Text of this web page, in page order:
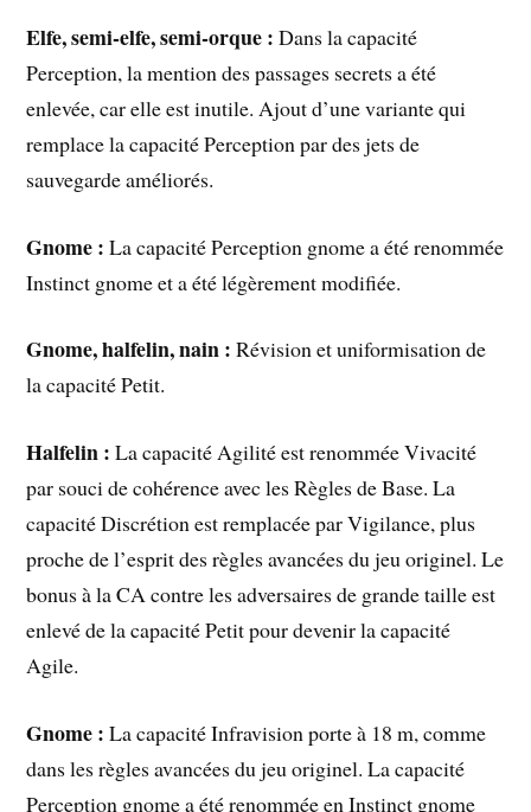
Elfe, semi-elfe, semi-orque : Dans la capacité
Perception, la mention des passages secrets a été
enlevée, car elle est inutile. Ajout d’une variante qui
remplace la capacité Perception par des jets de
sauvegarde améliorés.
Gnome : La capacité Perception gnome a été renommée
Instinct gnome et a été légèrement modifiée.
Gnome, halfelin, nain : Révision et uniformisation de
la capacité Petit.
Halfelin :La capacité Agilité est renommée Vivacité
par souci de cohérence avec les Règles de Base. La
capacité Discrétion est remplacée par Vigilance, plus
proche de l’esprit des règles avancées du jeu originel. Le
bonus à la CA contre les adversaires de grande taille est
enlevé de la capacité Petit pour devenir la capacité
Agile.
Gnome : La capacité Infravision porte à 18 m, comme
dans les règles avancées du jeu originel. La capacité
Perception gnome a été renommée en Instinct gnome